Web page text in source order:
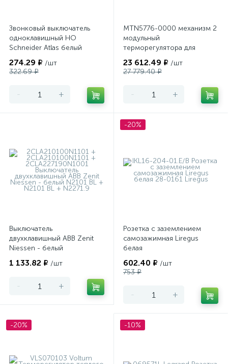
Звонковый выключатель
одноклавишный НО
Schneider Atlas белый
274.29 ₽ /шт
322.69 ₽
- +
MTN5776-0000 механизм 2
модульный
терморегулятора для
программируемый Merten
23 612.49 ₽ /шт
27 779.40 ₽
- +
Выключатель
двухклавишный ABB Zenit
Niessen - белый
1 133.82 ₽ /шт
- +
-20%
Розетка с заземлением
самозажимная Liregus
белая
602.40 ₽ /шт
753 ₽
- +
-20% -10%